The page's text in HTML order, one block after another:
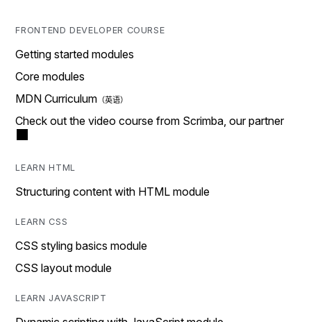
FRONTEND DEVELOPER COURSE
Getting started modules
Core modules
MDN Curriculum
Check out the video course from Scrimba, our partner
LEARN HTML
Structuring content with HTML module
LEARN CSS
CSS styling basics module
CSS layout module
LEARN JAVASCRIPT